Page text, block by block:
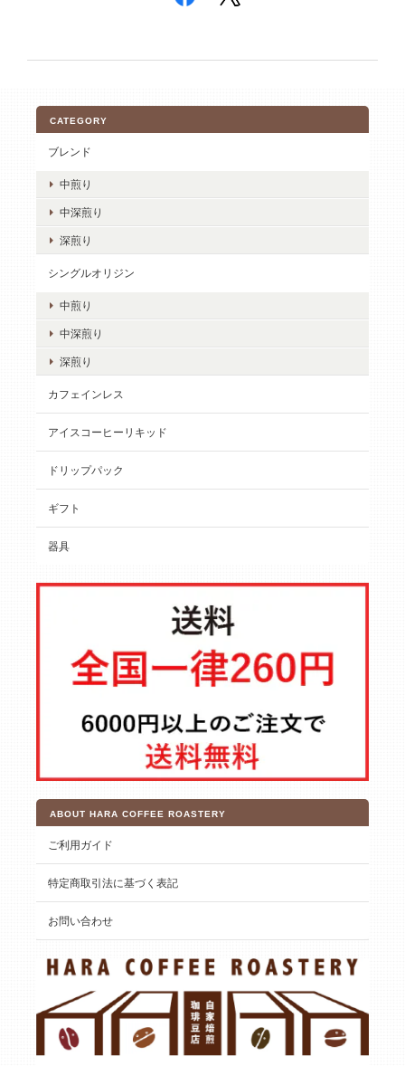
CATEGORY
ブレンド
中煎り
中深煎り
深煎り
シングルオリジン
中煎り
中深煎り
深煎り
カフェインレス
アイスコーヒーリキッド
ドリップパック
ギフト
器具
ABOUT HARA COFFEE ROASTERY
ご利用ガイド
特定商取引法に基づく表記
お問い合わせ